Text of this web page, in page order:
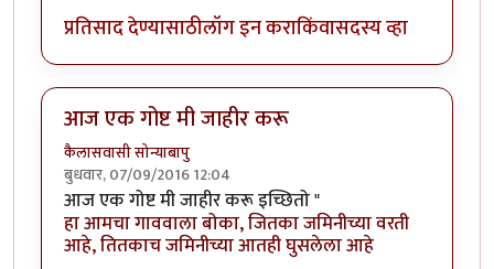
प्रतिसाद देण्यासाठीलॉग इन कराकिंवासदस्य व्हा
आज एक गोष्ट मी जाहीर करू
कैलासवासी सोन्याबापु
बुधवार, 07/09/2016 12:04
आज एक गोष्ट मी जाहीर करू इच्छितो "
हा आमचा गाववाला बोका, जितका जमिनीच्या वरती
आहे, तितकाच जमिनीच्या आतही घुसलेला आहे